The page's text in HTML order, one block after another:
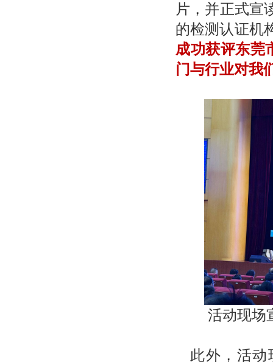
片，并正式宣
的检测认证机
成功获评东莞
门与行业对我
活动现场
此外，活动